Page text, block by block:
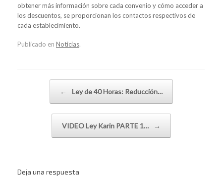
obtener más información sobre cada convenio y cómo acceder a
los descuentos, se proporcionan los contactos respectivos de
cada establecimiento.
Publicado en Noticias.
← Ley de 40 Horas: Reducción…
VIDEO Ley Karin PARTE 1… →
Deja una respuesta